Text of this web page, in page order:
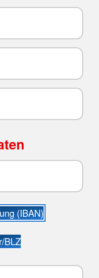
(IBAN)
BLZ